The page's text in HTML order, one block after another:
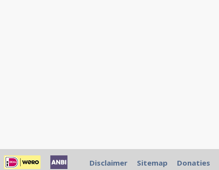
Disclaimer Sitemap Donaties